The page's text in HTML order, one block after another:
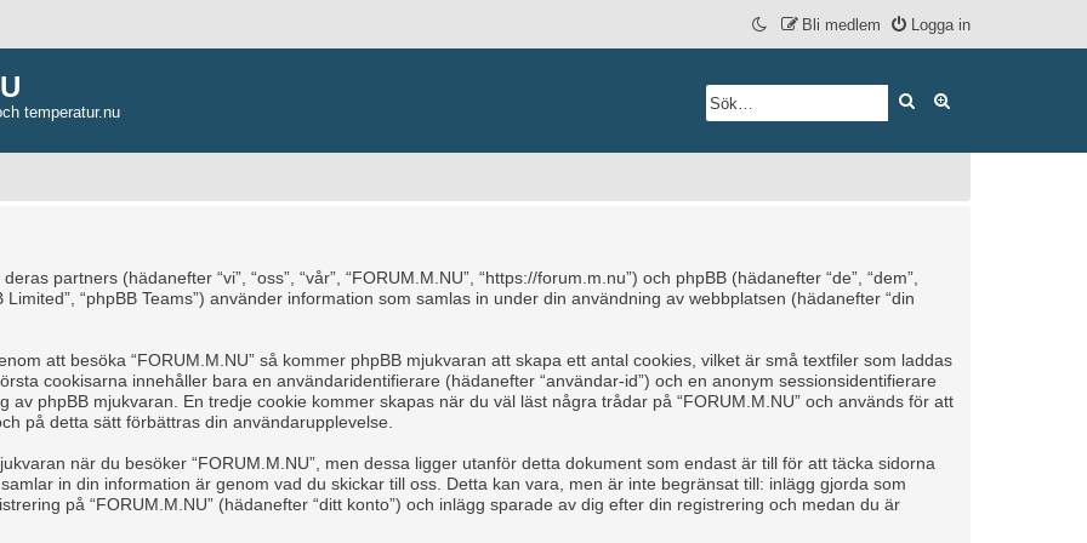
Logga in
Bli medlem
temperatur.nu
Sök
partners (hädanefter “vi”, “oss”, “vår”, “FORUM.M.NU”, “https://forum.m.nu”) och phpBB (hädanefter “de”, “dem”,
Limited”, “phpBB Teams”) använder information som samlas in under din användning av webbplatsen (hädanefter “din
att besöka “FORUM.M.NU” så kommer phpBB mjukvaran att skapa ett antal cookies, vilket är små textfiler som laddas
cookisarna innehåller bara en användaridentifierare (hädanefter “användar-id”) och en anonym sessionsidentifierare
av phpBB mjukvaran. En tredje cookie kommer skapas när du väl läst några trådar på “FORUM.M.NU” och används för att
på detta sätt förbättras din användarupplevelse.
när du besöker “FORUM.M.NU”, men dessa ligger utanför detta dokument som endast är till för att täcka sidorna
in din information är genom vad du skickar till oss. Detta kan vara, men är inte begränsat till: inlägg gjorda som
på “FORUM.M.NU” (hädanefter “ditt konto”) och inlägg sparade av dig efter din registrering och medan du är